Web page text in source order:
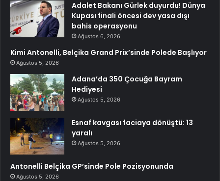
Adalet Bakanı Gürlek duyurdu! Dünya
Kupası finali öncesi dev yasa dışı
bahis operasyonu
Ağustos 6, 2026
Kimi Antonelli, Belçika Grand Prix’sinde Polede Başlıyor
Ağustos 5, 2026
Adana’da 350 Çocuğa Bayram
Hediyesi
Ağustos 5, 2026
Esnaf kavgası faciaya dönüştü: 13
yaralı
Ağustos 5, 2026
Antonelli Belçika GP’sinde Pole Pozisyonunda
Ağustos 5, 2026